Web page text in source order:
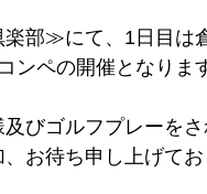
部≫にて、1日目は
ンペの開催となりま
びゴルフプレーを
、お待ち申し上げて